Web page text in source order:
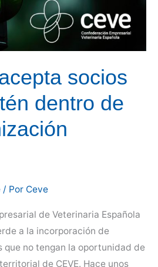
socios
dentro de
/ Por Ceve
de Veterinaria Española
a la incorporación de
que no tengan la oportunidad de
de CEVE. Hace unos